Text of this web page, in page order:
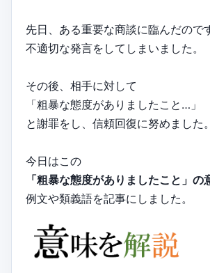
先日、ある重要な商談に臨んだので
不適切な発言をしてしまいました。
その後、相手に対して
「粗暴な態度がありましたこと…」
と謝罪をし、信頼回復に努めました。
今日はこの
「粗暴な態度がありましたこと」の
例文や類義語を記事にしました。